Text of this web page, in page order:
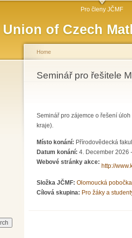
Union of Czech
Pro členy JČMF
You are here
Home
Seminář pro řešitele
Seminář pro zájemce o řešení
kraje).
Místo konání: Přírodovědecká
Datum konání: 4. December 2026
Webové stránky akce:
http://
Složka JČMF: Olomoucká pobočka
Cílová skupina: Pro žáky a